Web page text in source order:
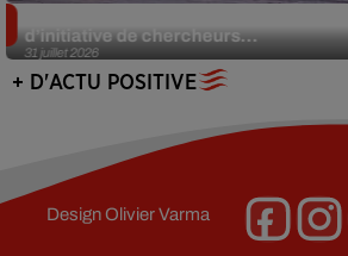
31 juillet 2026
d’initiative de chercheurs...
+ D'ACTU POSITIVE
DesignOlivier Varma